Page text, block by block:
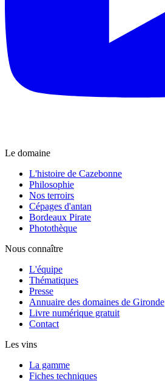
Le domaine
L'histoire de Cazebonne
Philosophie
Nos terroirs
Cépages d'antan
Bordeaux Pirate
Photothèque
Nous connaître
L'équipe
Thématiques
Presse
Annuaire des domaines de Gironde
Livre numérique gratuit
Contact
Les vins
La gamme
Fiches techniques